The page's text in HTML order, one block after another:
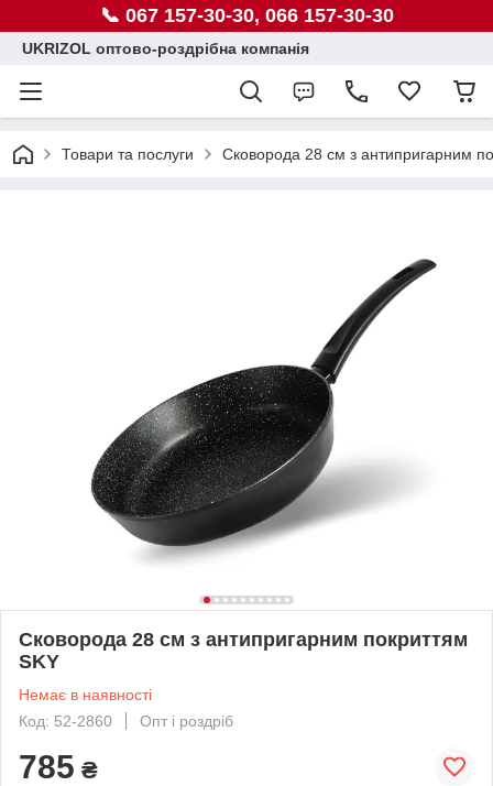
📞 067 157-30-30, 066 157-30-30
UKRIZOL оптово-роздрібна компанія
Товари та послуги Сковорода 28 см з антипригарним
Сковорода 28 см з антипригарним покриттям
SKY
Немає в наявності
Код: 52-2860
Опт і роздріб
785 ₴